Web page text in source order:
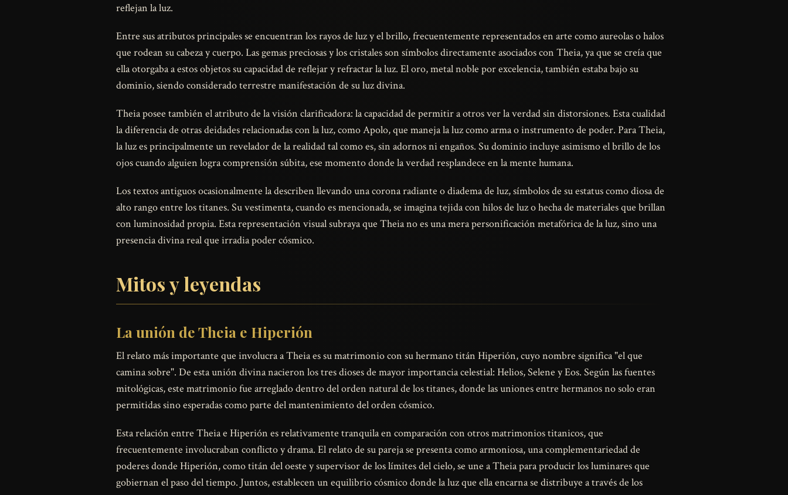
reflejan la luz.
Entre sus atributos principales se encuentran los rayos de luz y el brillo, frecuentemente representados en arte como aureolas o halos
que rodean su cabeza y cuerpo. Las gemas preciosas y los cristales son símbolos directamente asociados con Theia, ya que se creía que
ella otorgaba a estos objetos su capacidad de reflejar y refractar la luz. El oro, metal noble por excelencia, también estaba bajo su
dominio, siendo considerado terrestre manifestación de su luz divina.
Theia posee también el atributo de la visión clarificadora: la capacidad de permitir a otros ver la verdad sin distorsiones. Esta cualidad
la diferencia de otras deidades relacionadas con la luz, como Apolo, que maneja la luz como arma o instrumento de poder. Para Theia,
la luz es principalmente un revelador de la realidad tal como es, sin adornos ni engaños. Su dominio incluye asimismo el brillo de los
ojos cuando alguien logra comprensión súbita, ese momento donde la verdad resplandece en la mente humana.
Los textos antiguos ocasionalmente la describen llevando una corona radiante o diadema de luz, símbolos de su estatus como diosa de
alto rango entre los titanes. Su vestimenta, cuando es mencionada, se imagina tejida con hilos de luz o hecha de materiales que brillan
con luminosidad propia. Esta representación visual subraya que Theia no es una mera personificación metafórica de la luz, sino una
presencia divina real que irradia poder cósmico.
Mitos y leyendas
La unión de Theia e Hiperión
El relato más importante que involucra a Theia es su matrimonio con su hermano titán Hiperión, cuyo nombre significa "el que
camina sobre". De esta unión divina nacieron los tres dioses de mayor importancia celestial: Helios, Selene y Eos. Según las fuentes
mitológicas, este matrimonio fue arreglado dentro del orden natural de los titanes, donde las uniones entre hermanos no solo eran
permitidas sino esperadas como parte del mantenimiento del orden cósmico.
Esta relación entre Theia e Hiperión es relativamente tranquila en comparación con otros matrimonios titanicos, que
frecuentemente involucraban conflicto y drama. El relato de su pareja se presenta como armoniosa, una complementariedad de
poderes donde Hiperión, como titán del oeste y supervisor de los límites del cielo, se une a Theia para producir los luminares que
gobiernan el paso del tiempo. Juntos, establecen un equilibrio cósmico donde la luz que ella encarna se distribuye a través de los